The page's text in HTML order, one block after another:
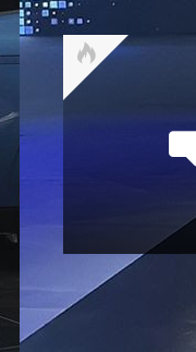
покупать
мнений и